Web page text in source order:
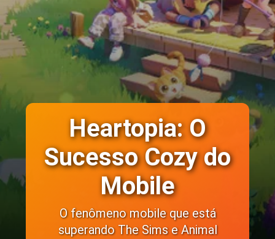
Heartopia: O
Sucesso Cozy do
Mobile
O fenômeno mobile que está
superando The Sims e Animal